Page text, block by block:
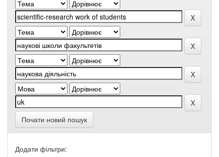
Почати новий пошук
Додати фільтри: